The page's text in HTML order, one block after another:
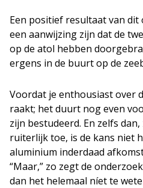
Een positief resultaat van
een aanwijzing zijn dat de
op de atol hebben
ergens in de buurt op de
Voordat je enthousiast over
raakt; het duurt nog even
zijn bestudeerd. En zelfs
ruiterlijk toe, is de kans niet
aluminium inderdaad
“Maar,” zo zegt de
dan het helemaal níet te